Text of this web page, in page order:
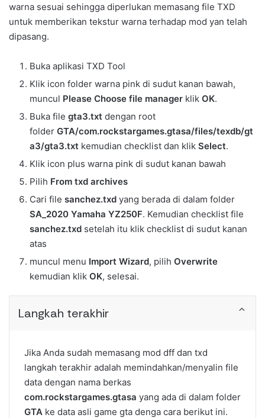
warna sesuai sehingga diperlukan memasang file TXD
untuk memberikan tekstur warna terhadap mod yan telah
dipasang.
Buka aplikasi TXD Tool
Klik icon folder warna pink di sudut kanan bawah,
muncul Please Choose file manager klik OK.
Buka file gta3.txt dengan root
folder GTA/com.rockstargames.gtasa/files/texdb/gt
a3/gta3.txt kemudian checklist dan klik Select.
Klik icon plus warna pink di sudut kanan bawah
Pilih From txd archives
Cari file sanchez.txd yang berada di dalam folder
SA_2020 Yamaha YZ250F. Kemudian checklist file
sanchez.txd setelah itu klik checklist di sudut kanan
atas
muncul menu Import Wizard, pilih Overwrite
kemudian klik OK, selesai.
Langkah terakhir
Jika Anda sudah memasang mod dff dan txd
langkah terakhir adalah memindahkan/menyalin file
data dengan nama berkas
com.rockstargames.gtasa yang ada di dalam folder
GTA ke data asli game gta denga cara berikut ini.